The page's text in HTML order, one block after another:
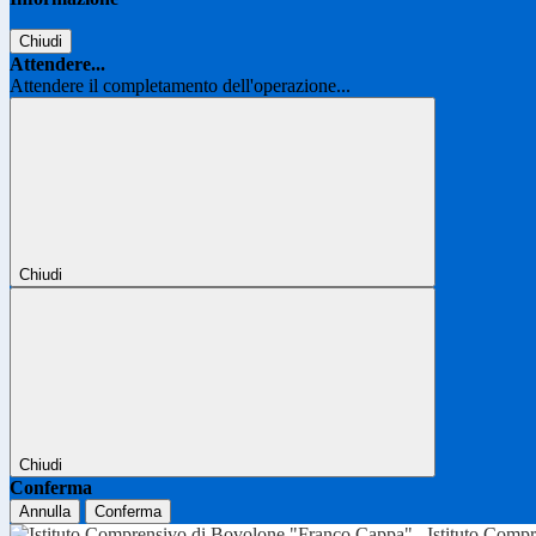
Chiudi
Attendere...
Attendere il completamento dell'operazione...
Chiudi
Chiudi
Conferma
Annulla Conferma